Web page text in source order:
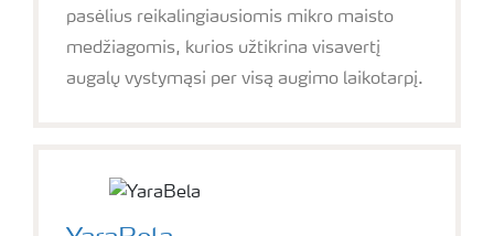
pasėlius reikalingiausiomis mikro maisto
medžiagomis, kurios užtikrina visavertį
augalų vystymąsi per visą augimo laikotarpį.